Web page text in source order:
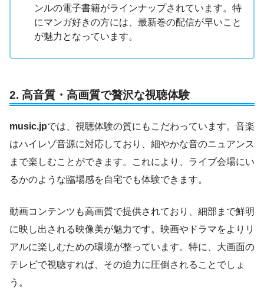
ンルの電子書籍がラインナップされています。特
にマンガ好きの方には、最新巻の配信が早いこと
が魅力となっています。
2. 高音質・高画質で贅沢な視聴体験
music.jpでは、視聴体験の質にもこだわっています。音楽
はハイレゾ音源に対応しており、細やかな音のニュアンス
まで楽しむことができます。これにより、ライブ会場にい
るかのような臨場感を自宅でも体験できます。
動画コンテンツも高画質で提供されており、細部まで鮮明
に映し出される映像美が魅力です。映画やドラマをよりリ
アルに楽しむための環境が整っています。特に、大画面の
テレビで視聴すれば、その迫力に圧倒されることでしょ
う。